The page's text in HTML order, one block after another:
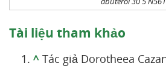
Tài liệu tham khảo
^ Tác giả Dorotheea